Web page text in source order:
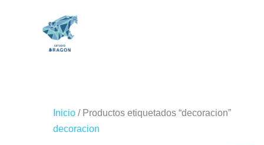
Inicio / Productos etiquetados “decoracion”
decoracion